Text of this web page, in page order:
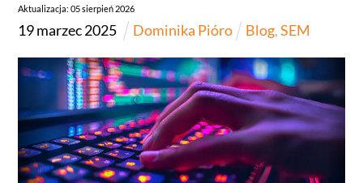
Aktualizacja:05sierpień 2026
19marzec2025 Dominika Pióro Blog,SEM